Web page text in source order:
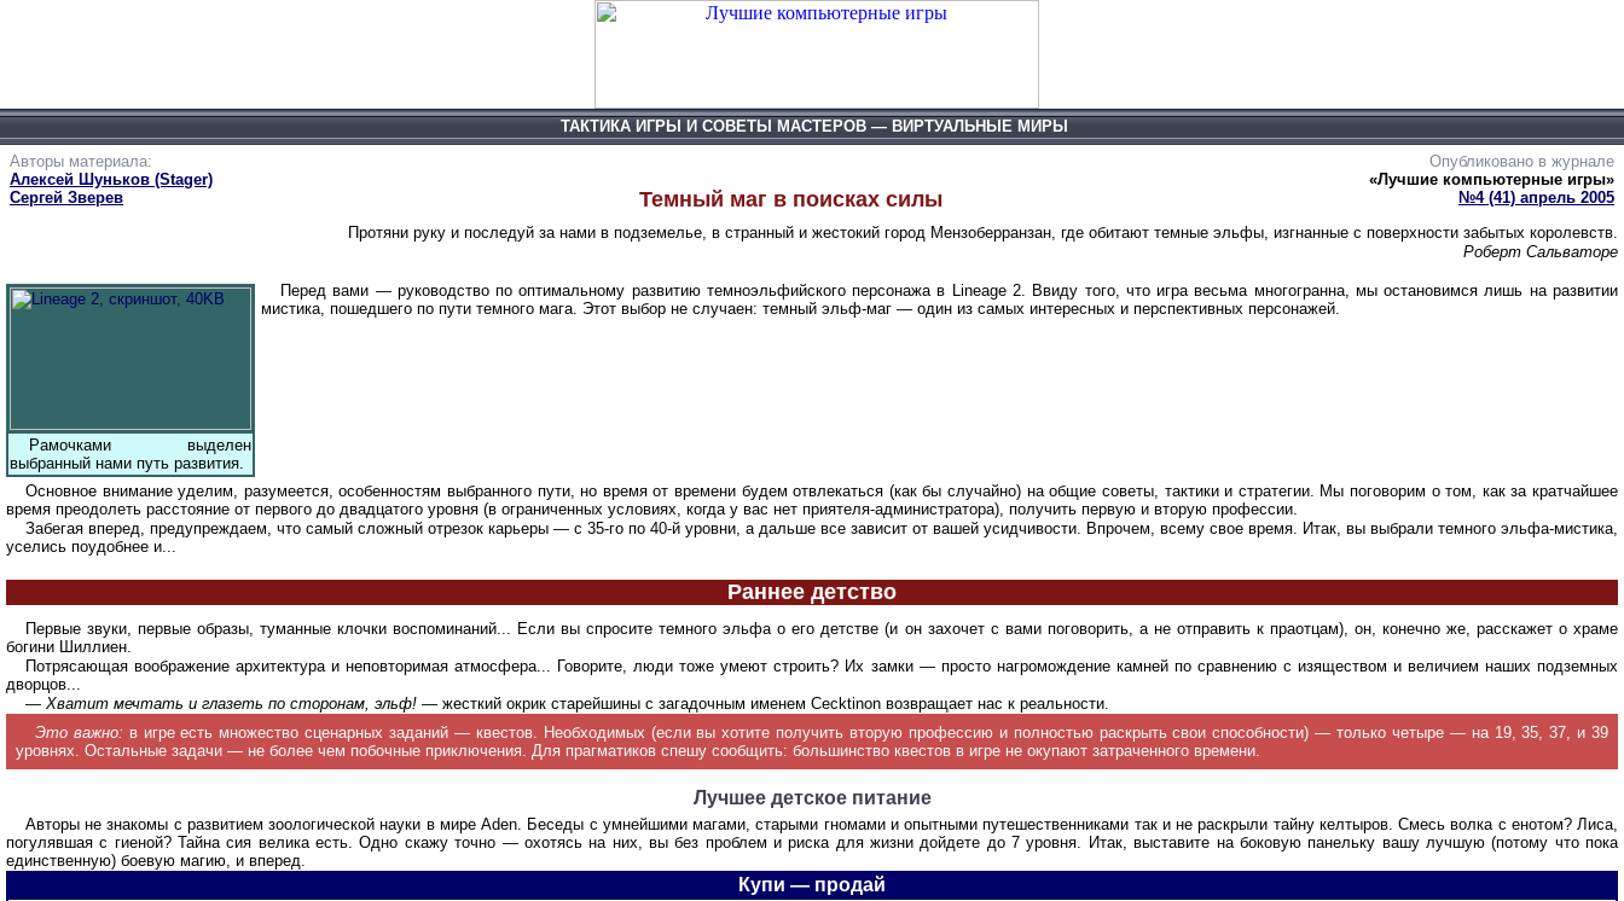
ТАКТИКА ИГРЫ И СОВЕТЫ МАСТЕРОВ — ВИРТУАЛЬНЫЕ МИРЫ
Авторы материала:
Алексей Шуньков (Stager)
Сергей Зверев
Опубликовано в журнале
«Лучшие компьютерные игры»
№4 (41) апрель 2005
Темный маг в поисках силы
Протяни руку и последуй за нами в подземелье, в странный и жестокий город Мензоберранзан, где обитают темные эльфы, изгнанные с поверхности забытых королевств.
Роберт Сальваторе
Рамочками выделен
выбранный нами путь развития.
Перед вами — руководство по оптимальному развитию темноэльфийского персонажа в Lineage 2. Ввиду того, что игра весьма многогранна, мы остановимся лишь на развитии
мистика, пошедшего по пути темного мага. Этот выбор не случаен: темный эльф-маг — один из самых интересных и перспективных персонажей.
Основное внимание уделим, разумеется, особенностям выбранного пути, но время от времени будем отвлекаться (как бы случайно) на общие советы, тактики и стратегии. Мы поговорим о том, как за кратчайшее
время преодолеть расстояние от первого до двадцатого уровня (в ограниченных условиях, когда у вас нет приятеля-администратора), получить первую и вторую профессии.
Забегая вперед, предупреждаем, что самый сложный отрезок карьеры — с 35-го по 40-й уровни, а дальше все зависит от вашей усидчивости. Впрочем, всему свое время. Итак, вы выбрали темного эльфа-мистика,
уселись поудобнее и...
Раннее детство
Первые звуки, первые образы, туманные клочки воспоминаний... Если вы спросите темного эльфа о его детстве (и он захочет с вами поговорить, а не отправить к праотцам), он, конечно же, расскажет о храме
богини Шиллиен.
Потрясающая воображение архитектура и неповторимая атмосфера... Говорите, люди тоже умеют строить? Их замки — просто нагромождение камней по сравнению с изяществом и величием наших подземных
дворцов...
— Хватит мечтать и глазеть по сторонам, эльф! — жесткий окрик cтарейшины с загадочным именем Сecktinon возвращает нас к реальности.
Это важно: в игре есть множество сценарных заданий — квестов. Необходимых (если вы хотите получить вторую профессию и полностью раскрыть свои способности) — только четыре — на 19, 35, 37, и 39
уровнях. Остальные задачи — не более чем побочные приключения. Для прагматиков спешу сообщить: большинство квестов в игре не окупают затраченного времени.
Лучшее детское питание
Авторы не знакомы с развитием зоологической науки в мире Aden. Беседы с умнейшими магами, старыми гномами и опытными путешественниками так и не раскрыли тайну келтыров. Смесь волка с енотом? Лиса,
погулявшая с гиеной? Тайна сия велика есть. Одно скажу точно — охотясь на них, вы без проблем и риска для жизни дойдете до 7 уровня. Итак, выставите на боковую панельку вашу лучшую (потому что пока
единственную) боевую магию, и вперед.
Купи — продай